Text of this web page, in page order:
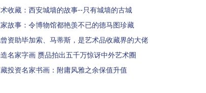
收藏：西安城墙的故事--只有城墙的古城
故事：令博物馆都艳羡不已的德马图珍藏
资助毕加索、马蒂斯，是艺术品收藏界的大佬
名家字画 赝品拍出五千万惊讶中外艺术圈
投资名家书画：附庸风雅之余保值升值